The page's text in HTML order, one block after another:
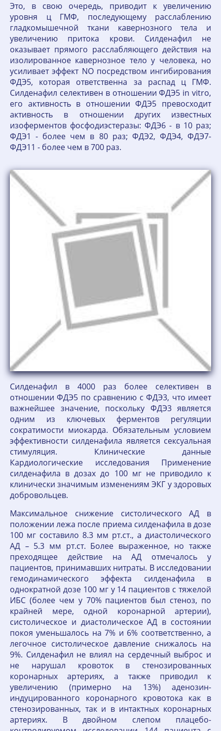
Это, в свою очередь, приводит к увеличению
уровня ц ГМФ, последующему расслаблению
гладкомышечной ткани кавернозного тела и
увеличению притока крови. Силденафил не
оказывает прямого расслабляющего действия на
изолированное кавернозное тело у человека, но
усиливает эффект NO посредством ингибирования
ФДЭ5, которая ответственна за распад ц ГМФ.
Силденафил селективен в отношении ФДЭ5 in vitro,
его активность в отношении ФДЭ5 превосходит
активность в отношении других известных
изоферментов фосфодиэстеразы: ФДЭ6 - в 10 раз;
ФДЭ1 - более чем в 80 раз; ФДЭ2, ФДЭ4, ФДЭ7-
ФДЭ11 - более чем в 700 раз.
Силденафил в 4000 раз более селективен в
отношении ФДЭ5 по сравнению с ФДЭ3, что имеет
важнейшее значение, поскольку ФДЭ3 является
одним из ключевых ферментов регуляции
сократимости миокарда. Обязательным условием
эффективности силденафила является сексуальная
стимуляция. Клинические данные
Кардиологические исследования Применение
силденафила в дозах до 100 мг не приводило к
клинически значимым изменениям ЭКГ у здоровых
добровольцев.
Максимальное снижение систолического АД в
положении лежа после приема силденафила в дозе
100 мг составило 8.3 мм рт.ст., а диастолического
АД – 5.3 мм рт.ст. Более выраженное, но также
преходящее действие на АД отмечалось у
пациентов, принимавших нитраты. В исследовании
гемодинамического эффекта силденафила в
однократной дозе 100 мг у 14 пациентов с тяжелой
ИБС (более чем у 70% пациентов был стеноз, по
крайней мере, одной коронарной артерии),
систолическое и диастолическое АД в состоянии
покоя уменьшалось на 7% и 6% соответственно, а
легочное систолическое давление снижалось на
9%. Силденафил не влиял на сердечный выброс и
не нарушал кровоток в стенозированных
коронарных артериях, а также приводил к
увеличению (примерно на 13%) аденозин-
индуцированного коронарного кровотока как в
стенозированных, так и в интактных коронарных
артериях. В двойном слепом плацебо-